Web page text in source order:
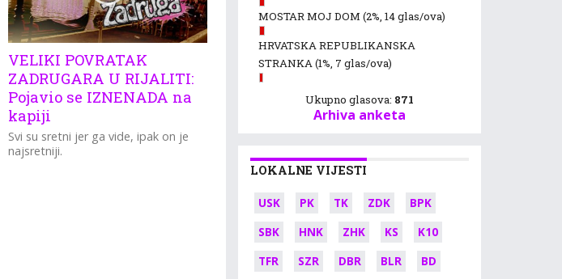
VELIKI POVRATAK
ZADRUGARA U RIJALITI:
Pojavio se IZNENADA na
kapiji
Svi su sretni jer ga vide, ipak on je
najsretniji.
MOSTAR MOJ DOM (2%, 14 glas/ova)
HRVATSKA REPUBLIKANSKA
STRANKA(1%, 7 glas/ova)
Ukupno glasova: 871
Arhiva anketa
LOKALNE VIJESTI
USK PK TK ZDK
BPK
SBK
HNK ZHK KS
K10
TFR
SZR DBR BLR BD